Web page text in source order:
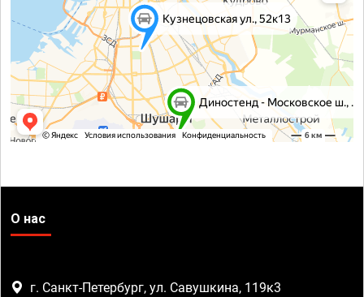
О нас
г. Санкт-Петербург, ул. Савушкина, 119к3